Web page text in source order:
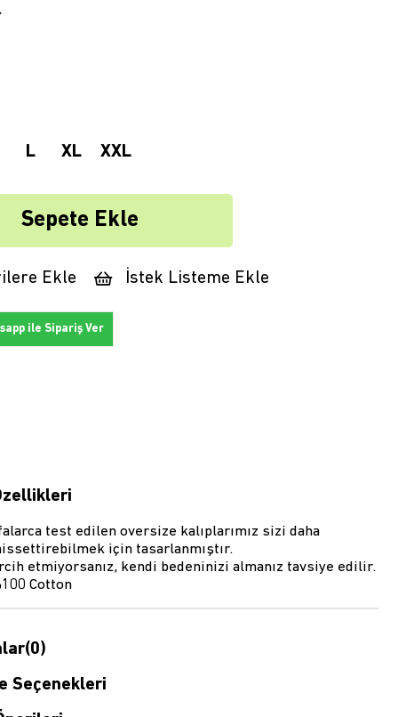
L XL XXL
Ekle İstek Listeme Ekle
ile Sipariş Ver
test edilen oversize kalıplarımız sizi daha
için tasarlanmıştır.
etmiyorsanız, kendi bedeninizi almanız tavsiye edilir.
Cotton
(0)
Seçenekleri